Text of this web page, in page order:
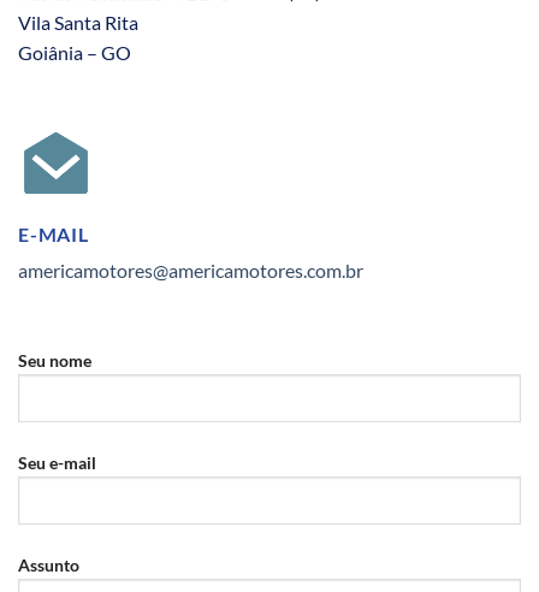
Vila Santa Rita
Goiânia – GO
E-MAIL
americamotores@americamotores.com.br
Seu nome
Seu e-mail
Assunto